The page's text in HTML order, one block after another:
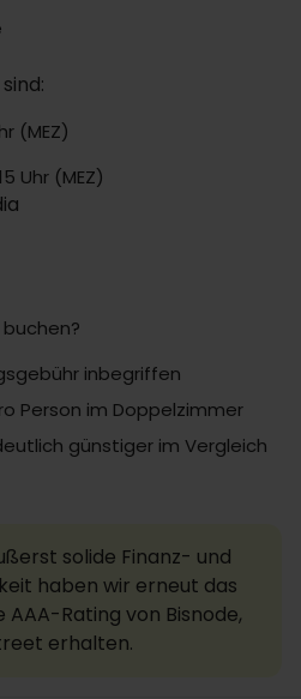
(MEZ)
Uhr (MEZ)
inbegriffen
Person im Doppelzimmer
günstiger im Vergleich
solide Finanz- und
haben wir erneut das
Rating von Bisnode,
erhalten.